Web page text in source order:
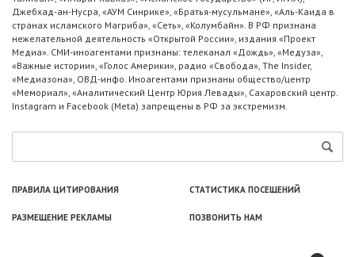
Джебхад-ан-Нусра, «АУМ Синрике», «Братья-мусульмане», «Аль-Каида в
странах исламского Магриба», «Сеть», «Колумбайн». В РФ признана
нежелательной деятельность «Открытой России», издания «Проект
Медиа». СМИ-иноагентами признаны: телеканал «Дождь», «Медуза»,
«Важные истории», «Голос Америки», радио «Свобода», The Insider,
«Медиазона», ОВД-инфо. Иноагентами признаны общество/центр
«Мемориал», «Аналитический Центр Юрия Левады», Сахаровский центр.
Instagram и Facebook (Metа) запрещены в РФ за экстремизм.
ПРАВИЛА ЦИТИРОВАНИЯ СТАТИСТИКА ПОСЕЩЕНИЙ
РАЗМЕЩЕНИЕ РЕКЛАМЫ ПОЗВОНИТЬ НАМ